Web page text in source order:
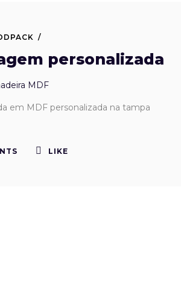
personalizada
em MDF personalizada na tampa
LIKE